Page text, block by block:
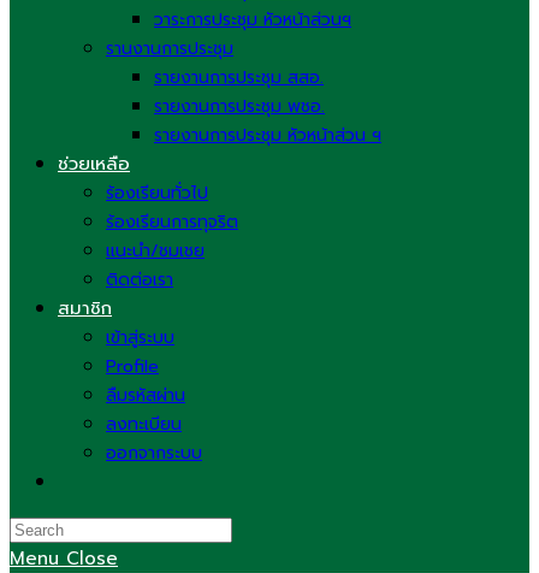
วาระการประชุม หัวหน้าส่วนฯ
รานงานการประชุม
รายงานการประชุม สสอ.
รายงานการประชุม พชอ.
รายงานการประชุม หัวหน้าส่วน ฯ
ช่วยเหลือ
ร้องเรียนทั่วไป
ร้องเรียนการทุจริต
แนะนำ/ชมเชย
ติดต่อเรา
สมาชิก
เข้าสู่ระบบ
Profile
ลืมรหัสผ่าน
ลงทะเบียน
ออกจากระบบ
search
Menu Close